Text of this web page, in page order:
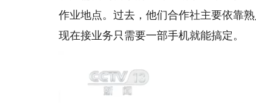
作业地点。过去，他们合作社主要依靠
现在接业务只需要一部手机就能搞定。